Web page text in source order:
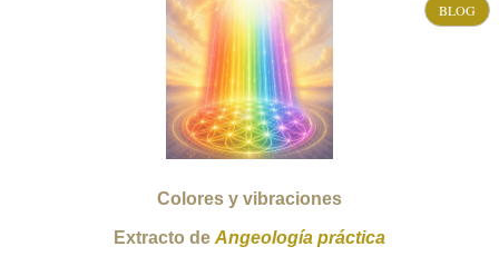
BLOG
Colores y vibraciones
Extracto de Angeología práctica